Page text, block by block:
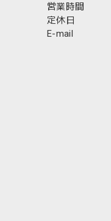
営業時間
定休日
E-mail